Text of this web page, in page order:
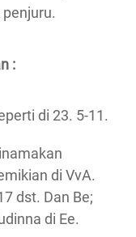
:
di 23. 5-11.
di VvA.
dst. Dan Be;
di Ee.